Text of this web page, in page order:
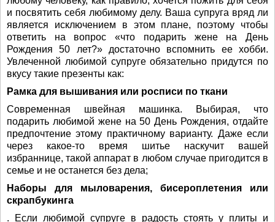
и посвятить себя любимому делу. Ваша супруга вряд ли
является исключением в этом плане, поэтому чтобы
ответить на вопрос «что подарить жене на День
Рождения 50 лет?» достаточно вспомнить ее хобби.
Увлеченной любимой супруге обязательно придутся по
вкусу такие презенты как:
Рамка для вышивания или росписи по ткани
Современная швейная машинка. Выбирая, что
подарить любимой жене на 50 День Рождения, отдайте
предпочтение этому практичному варианту. Даже если
через какое-то время шитье наскучит вашей
избраннице, такой аппарат в любом случае пригодится в
семье и не останется без дела;
Наборы для мыловарения, бисероплетения или
скрапбукинга
. Если любимой супруге в радость стоять у плиты и